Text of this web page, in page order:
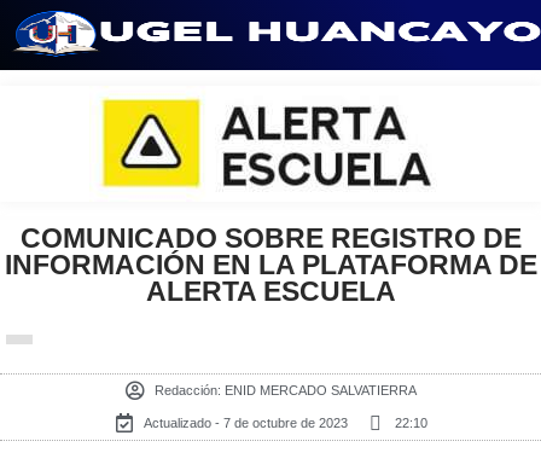
COMUNICADO SOBRE REGISTRO DE
INFORMACIÓN EN LA PLATAFORMA DE
ALERTA ESCUELA
Redacción: ENID MERCADO SALVATIERRA
Actualizado - 7 de octubre de 2023 22:10